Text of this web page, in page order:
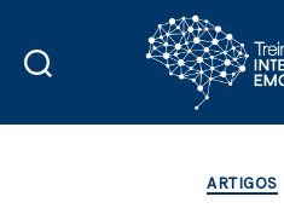
ARTIGOS